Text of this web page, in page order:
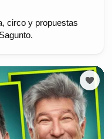
circo y propuestas